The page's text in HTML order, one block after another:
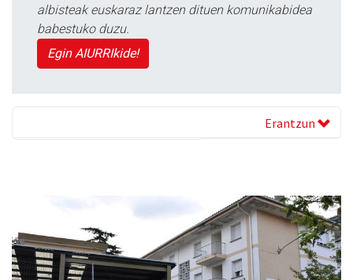
albisteak euskaraz lantzen dituen komunikabidea
babestuko duzu.
Egin AIURRIkide!
Erantzun